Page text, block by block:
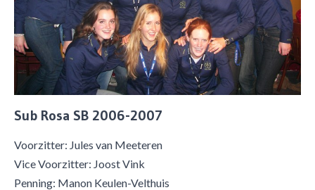
Sub Rosa SB 2006-2007
Voorzitter: Jules van Meeteren
Vice Voorzitter: Joost Vink
Penning: Manon Keulen-Velthuis